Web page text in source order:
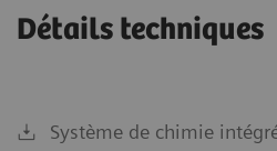
Détails techniques
Système de chimie